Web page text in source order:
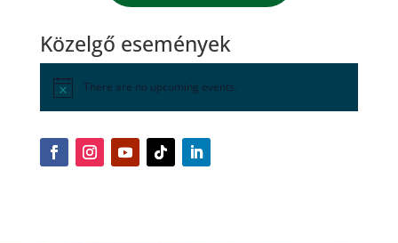
Közelgő események
There are no upcoming events.